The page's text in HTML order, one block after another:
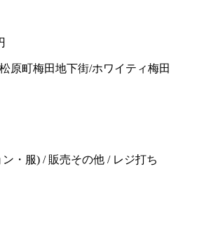
原町梅田地下街/ホワイティ梅田
・服) / 販売その他 / レジ打ち